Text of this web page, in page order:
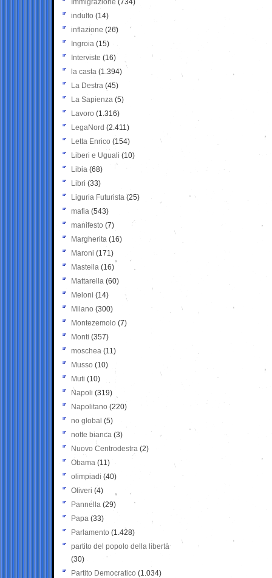
Immigrazione (734)
indulto (14)
inflazione (26)
Ingroia (15)
Interviste (16)
la casta (1.394)
La Destra (45)
La Sapienza (5)
Lavoro (1.316)
LegaNord (2.411)
Letta Enrico (154)
Liberi e Uguali (10)
Libia (68)
Libri (33)
Liguria Futurista (25)
mafia (543)
manifesto (7)
Margherita (16)
Maroni (171)
Mastella (16)
Mattarella (60)
Meloni (14)
Milano (300)
Montezemolo (7)
Monti (357)
moschea (11)
Musso (10)
Muti (10)
Napoli (319)
Napolitano (220)
no global (5)
notte bianca (3)
Nuovo Centrodestra (2)
Obama (11)
olimpiadi (40)
Oliveri (4)
Pannella (29)
Papa (33)
Parlamento (1.428)
partito del popolo della libertà
(30)
Partito Democratico (1.034)